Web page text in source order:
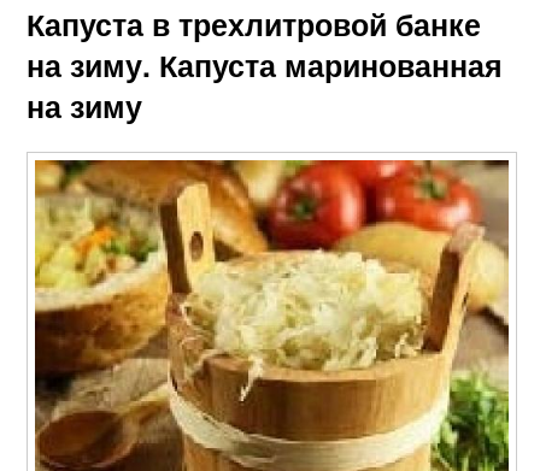
Капуста в трехлитровой банке
на зиму. Капуста маринованная
на зиму